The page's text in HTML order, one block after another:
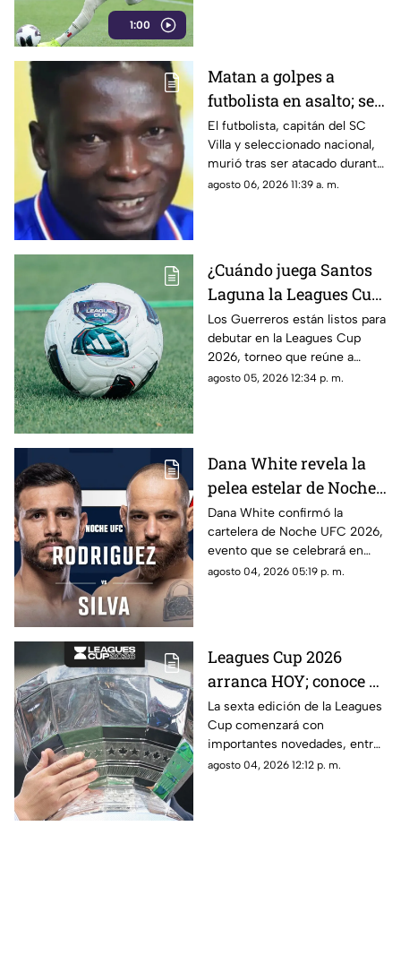
1:00
Matan a golpes a
futbolista en asalto; se
resistió a entregar su
celular
El futbolista, capitán del SC
Villa y seleccionado nacional,
murió tras ser atacado durante
un presunto asalto.
agosto 06, 2026 11:39 a. m.
¿Cuándo juega Santos
Laguna la Leagues Cup
2026, a qué hora y
contra quiénes?
Los Guerreros están listos para
debutar en la Leagues Cup
2026, torneo que reúne a
clubes de la Liga MX y la MLS.
agosto 05, 2026 12:34 p. m.
Dana White revela la
pelea estelar de Noche
UFC 2026; conoce la
cartelera completa
Dana White confirmó la
cartelera de Noche UFC 2026,
evento que se celebrará en
septiembre en Glendale,
agosto 04, 2026 05:19 p. m.
Leagues Cup 2026
arranca HOY; conoce el
nuevo formato,
partidos y horarios
La sexta edición de la Leagues
Cup comenzará con
importantes novedades, entre
ellas partidos disputados por
agosto 04, 2026 12:12 p. m.